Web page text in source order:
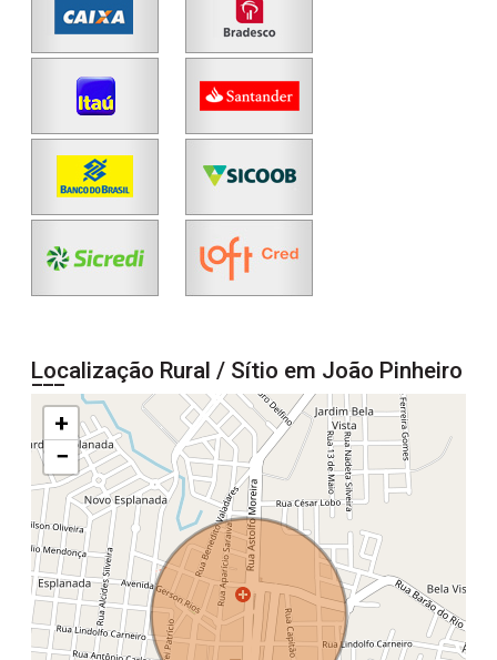
Localização Rural / Sítio em João Pinheiro
+
−